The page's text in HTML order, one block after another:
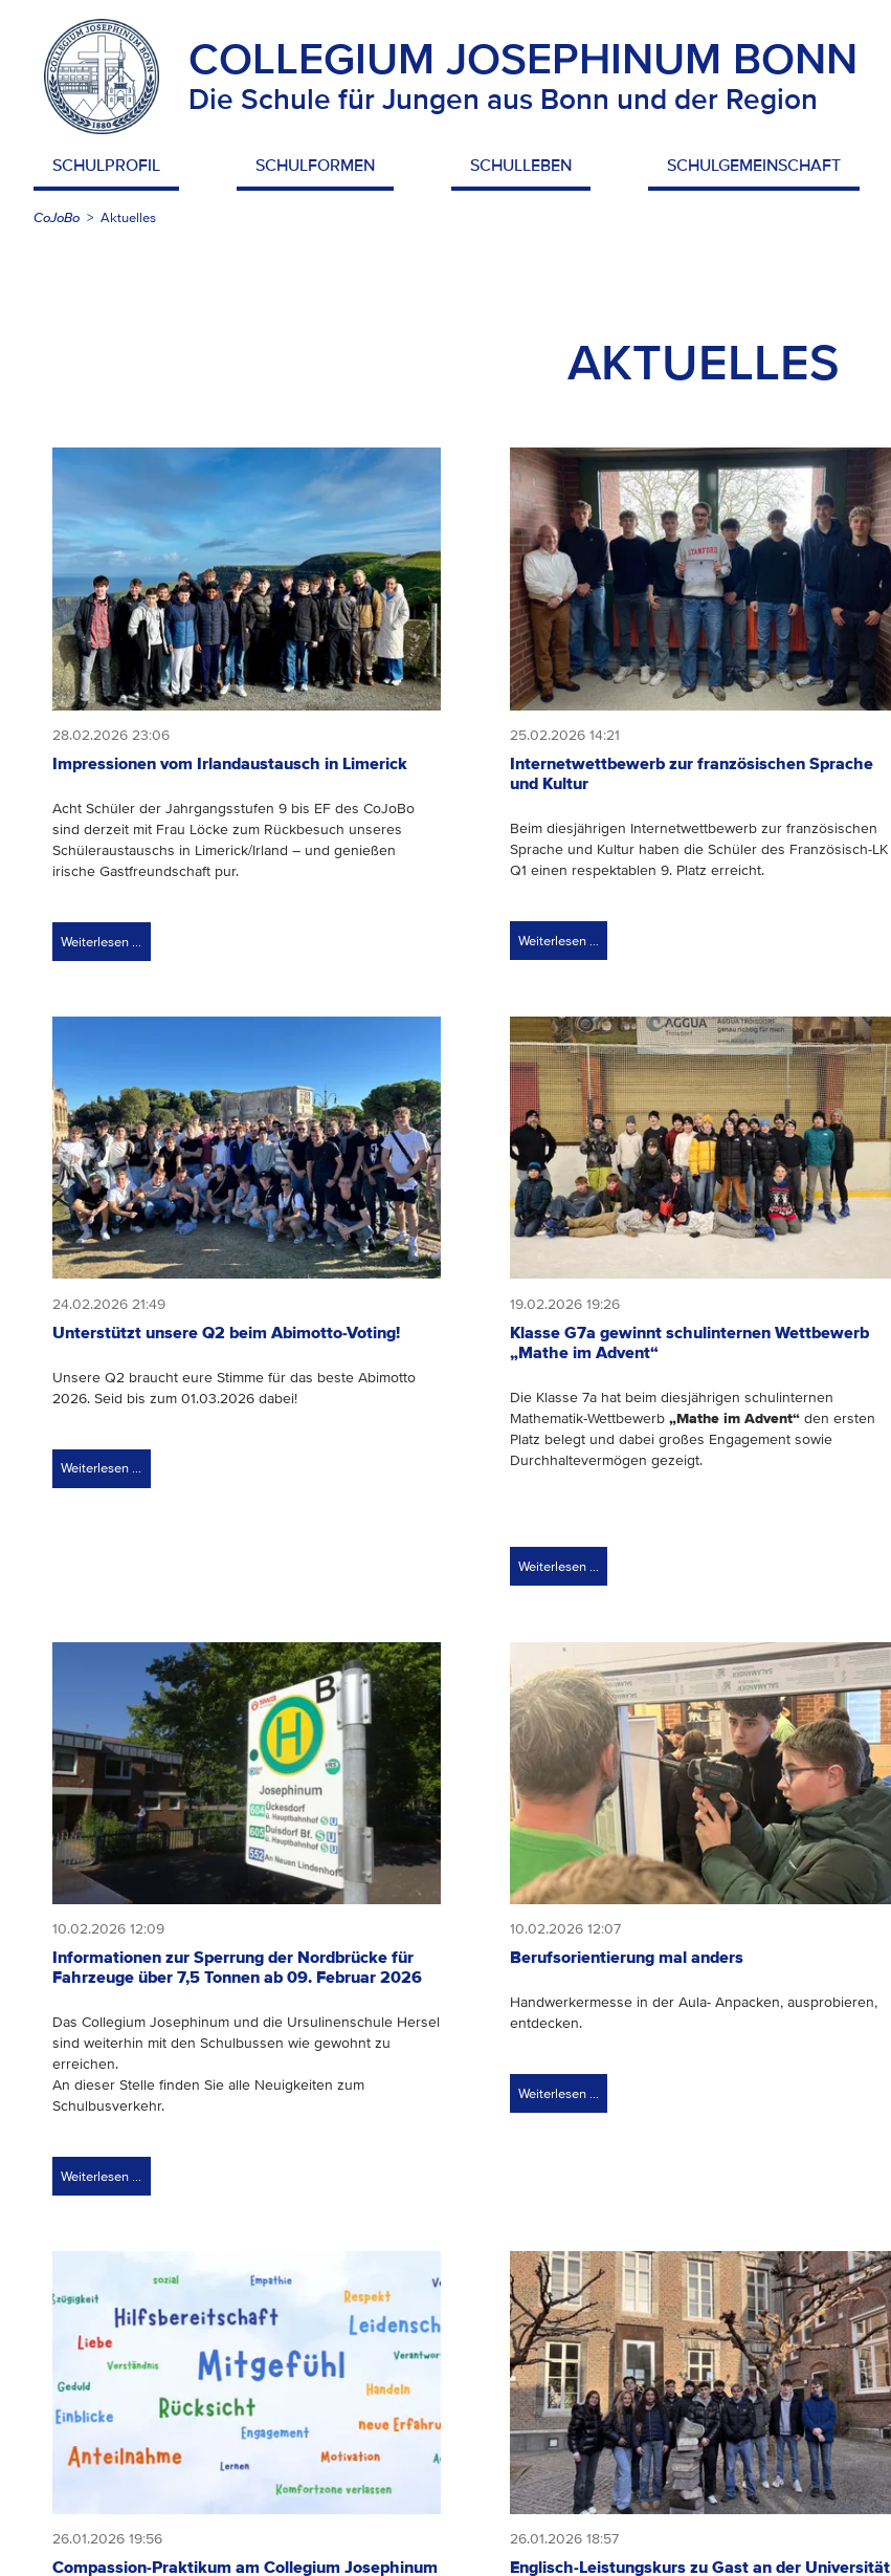
COLLEGIUM JOSEPHINUM BONN
Die Schule für Jungen aus Bonn und der Region
SCHULPROFIL SCHULFORMEN SCHULLEBEN SCHULGEMEINSCHAFT
CoJoBo Aktuelles
AKTUELLES
28.02.2026 23:06
Impressionen vom Irlandaustausch in Limerick
Acht Schüler der Jahrgangsstufen 9 bis EF des CoJoBo
sind derzeit mit Frau Löcke zum Rückbesuch unseres
Schüleraustauschs in Limerick/Irland – und genießen
irische Gastfreundschaft pur.
Weiterlesen …
25.02.2026 14:21
Internetwettbewerb zur französischen Sprache
und Kultur
Beim diesjährigen Internetwettbewerb zur französischen
Sprache und Kultur haben die Schüler des Französisch-LK
Q1 einen respektablen 9. Platz erreicht.
Weiterlesen …
24.02.2026 21:49
Unterstützt unsere Q2 beim Abimotto-Voting!
Unsere Q2 braucht eure Stimme für das beste Abimotto
2026. Seid bis zum 01.03.2026 dabei!
Weiterlesen …
19.02.2026 19:26
Klasse G7a gewinnt schulinternen Wettbewerb
„Mathe im Advent“
Die Klasse 7a hat beim diesjährigen schulinternen
Mathematik-Wettbewerb „Mathe im Advent“den ersten
Platz belegt und dabei großes Engagement sowie
Durchhaltevermögen gezeigt.
Weiterlesen …
10.02.2026 12:09
Informationen zur Sperrung der Nordbrücke für
Fahrzeuge über 7,5 Tonnen ab 09. Februar 2026
Das Collegium Josephinum und die Ursulinenschule Hersel
sind weiterhin mit den Schulbussen wie gewohnt zu
erreichen.
An dieser Stelle finden Sie alle Neuigkeiten zum
Schulbusverkehr.
Weiterlesen …
10.02.2026 12:07
Berufsorientierung mal anders
Handwerkermesse in der Aula- Anpacken, ausprobieren,
entdecken.
Weiterlesen …
26.01.2026 19:56
Compassion-Praktikum am Collegium Josephinum
26.01.2026 18:57
Englisch-Leistungskurs zu Gast an der Universität